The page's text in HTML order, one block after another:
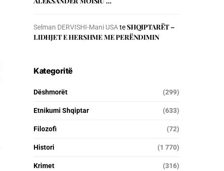
Selman DERVISHI-Mani USAteSHQIPTARËT –
LIDHJET E HERSHME ME PERËNDIMIN
Kategoritë
Dëshmorët (299)
Etnikumi Shqiptar (633)
Filozofi (72)
Histori (1 770)
Krimet (316)